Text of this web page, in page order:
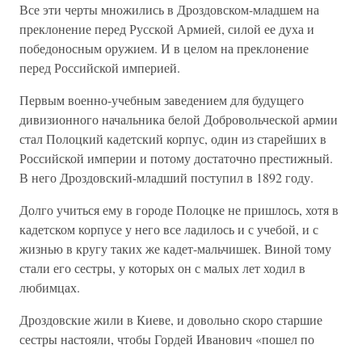
Все эти черты множились в Дроздовском-младшем на
преклонение перед Русской Армией, силой ее духа и
победоносным оружием. И в целом на преклонение
перед Российской империей.
Первым военно-учебным заведением для будущего
дивизионного начальника белой Добровольческой армии
стал Полоцкий кадетский корпус, один из старейших в
Российской империи и потому достаточно престижный.
В него Дроздовский-младший поступил в 1892 году.
Долго учиться ему в городе Полоцке не пришлось, хотя в
кадетском корпусе у него все ладилось и с учебой, и с
жизнью в кругу таких же кадет-мальчишек. Виной тому
стали его сестры, у которых он с малых лет ходил в
любимцах.
Дроздовские жили в Киеве, и довольно скоро старшие
сестры настояли, чтобы Гордей Иванович «пошел по